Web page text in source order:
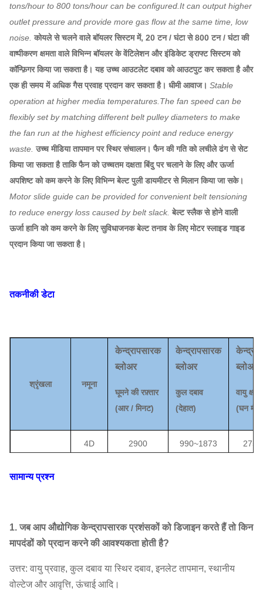
tons/hour to 800 tons/hour can be configured.It can output higher
outlet pressure and provide more gas flow at the same time, low
noise. कोयले से चलने वाले बॉयलर सिस्टम में, 20 टन / घंटा से 800 टन / घंटा की
वाष्पीकरण क्षमता वाले विभिन्न बॉयलर के वेंटिलेशन और इंडिकेट ड्राफ्ट सिस्टम को
कॉन्फ़िगर किया जा सकता है। यह उच्च आउटलेट दबाव को आउटपुट कर सकता है और
एक ही समय में अधिक गैस प्रवाह प्रदान कर सकता है। धीमी आवाज। Stable
operation at higher media temperatures.The fan speed can be
flexibly set by matching different belt pulley diameters to make
the fan run at the highest efficiency point and reduce energy
waste. उच्च मीडिया तापमान पर स्थिर संचालन। फैन की गति को लचीले ढंग से सेट
किया जा सकता है ताकि फैन को उच्चतम दक्षता बिंदु पर चलाने के लिए और ऊर्जा
अपशिष्ट को कम करने के लिए विभिन्न बेल्ट पुली डायमीटर से मिलान किया जा सके।
Motor slide guide can be provided for convenient belt tensioning
to reduce energy loss caused by belt slack. बेल्ट स्लैक से होने वाली
ऊर्जा हानि को कम करने के लिए सुविधाजनक बेल्ट तनाव के लिए मोटर स्लाइड गाइड
प्रदान किया जा सकता है।
तकनीकी डेटा
श्रृंखला नमूना
केन्द्रापसारक
ब्लोअर
घूमने की रफ़्तार
(आर / मिनट)
केन्द्रापसारक
ब्लोअर
कुल दबाव
(देहात)
ब्लोअर
वायु
(घन
केन्द्रापसारक
ब्लोअर फैन
4D 2900 990~1873 2750
8 घ 1980 1726 2991 13780
9D 1740~ 1820
12D 1450 3609~2471
सामान्य प्रश्न
1. जब आप औद्योगिक केन्द्रापसारक प्रशंसकों को डिजाइन करते हैं तो किन
मापदंडों को प्रदान करने की आवश्यकता होती है?
उत्तर: वायु प्रवाह, कुल दबाव या स्थिर दबाव, इनलेट तापमान, स्थानीय
वोल्टेज और आवृत्ति, ऊंचाई आदि।